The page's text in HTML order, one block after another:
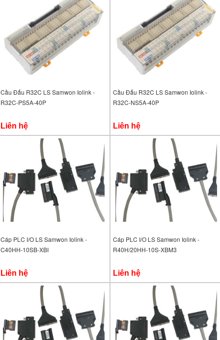
Cầu Đấu R32C LS Samwon Iolink -
R32C-PS5A-40P
Liên hệ
Cầu Đấu R32C LS Samwon Iolink -
R32C-NS5A-40P
Liên hệ
Cáp PLC I/O LS Samwon Iolink -
C40HH-10SB-XBI
Liên hệ
Cáp PLC I/O LS Samwon Iolink -
R40H/20HH-10S-XBM3
Liên hệ